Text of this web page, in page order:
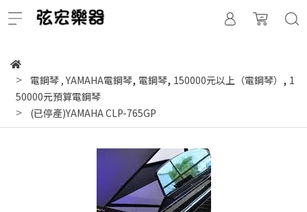
電鋼琴 , YAMAHA電鋼琴, 電鋼琴, 150000元以上（電鋼琴） , 1
50000元預算電鋼琴
(已停產)YAMAHA CLP-765GP